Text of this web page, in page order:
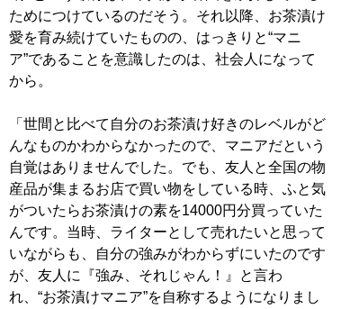
ためにつけているのだそう。それ以降、お茶漬け
愛を育み続けていたものの、はっきりと“マニ
ア”であることを意識したのは、社会人になって
から。
「世間と比べて自分のお茶漬け好きのレベルがど
んなものかわからなかったので、マニアだという
自覚はありませんでした。でも、友人と全国の物
産品が集まるお店で買い物をしている時、ふと気
がついたらお茶漬けの素を14000円分買っていた
んです。当時、ライターとして売れたいと思って
いながらも、自分の強みがわからずにいたのです
が、友人に『強み、それじゃん！』と言わ
れ、“お茶漬けマニア”を自称するようになりまし